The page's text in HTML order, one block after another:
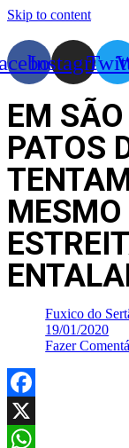
Skip to content
Instagram
EM
PATOS
Fuxico do
19/01/2020
Fazer
Facebook
X